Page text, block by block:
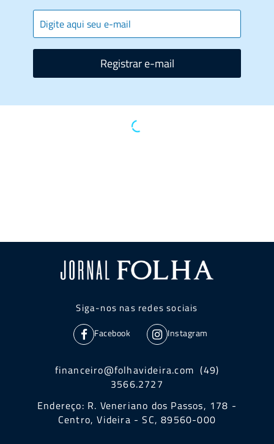
Registrar e-mail
Siga-nos nas redes sociais
Facebook Instagram
financeiro@folhavideira.com (49)
3566.2727
Endereço: R. Veneriano dos Passos, 178 -
Centro, Videira - SC, 89560-000